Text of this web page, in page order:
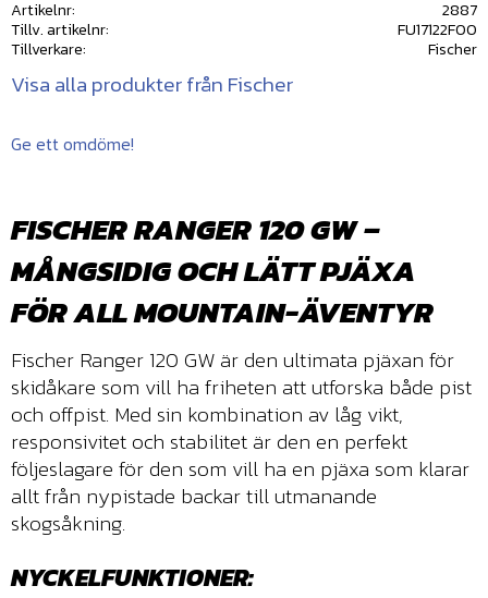
Artikelnr
2887
Tillv. artikelnr
FU17122F00
Tillverkare
Fischer
Visa alla produkter från Fischer
Ge ett omdöme!
FISCHER RANGER 120 GW –
MÅNGSIDIG OCH LÄTT PJÄXA
FÖR ALL MOUNTAIN-ÄVENTYR
Fischer Ranger 120 GW är den ultimata pjäxan för
skidåkare som vill ha friheten att utforska både pist
och offpist. Med sin kombination av låg vikt,
responsivitet och stabilitet är den en perfekt
följeslagare för den som vill ha en pjäxa som klarar
allt från nypistade backar till utmanande
skogsåkning.
NYCKELFUNKTIONER: